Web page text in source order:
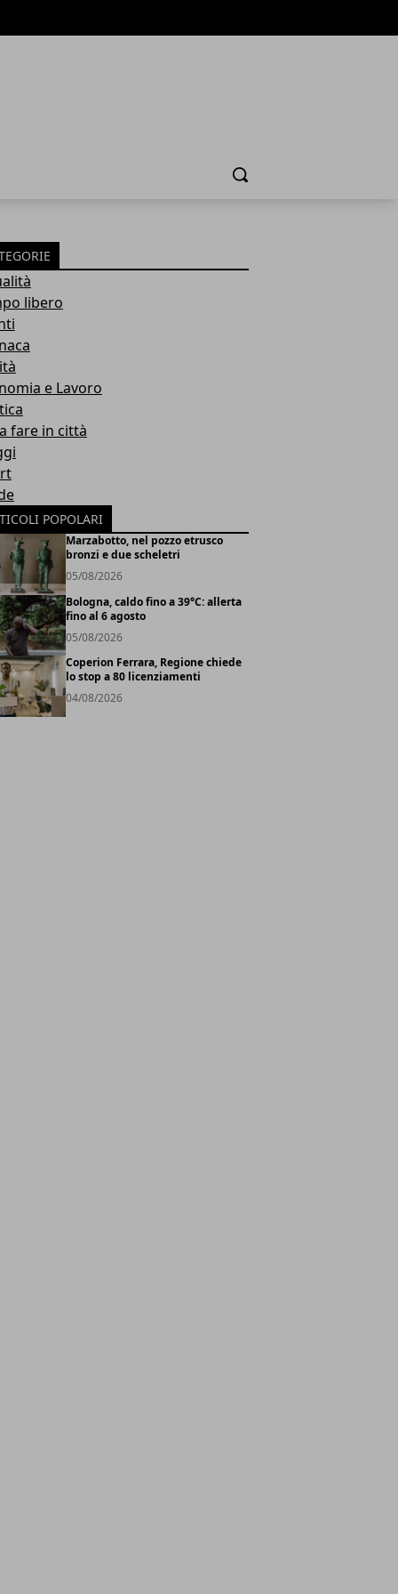
Cerca
libero
e Lavoro
fare in città
POPOLARI
Marzabotto, nel pozzo etrusco
bronzi e due scheletri
05/08/2026
Bologna, caldo fino a 39°C: allerta
fino al 6 agosto
05/08/2026
Coperion Ferrara, Regione chiede
lo stop a 80 licenziamenti
04/08/2026